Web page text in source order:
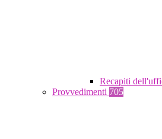
Recapiti
Provvedimenti 705